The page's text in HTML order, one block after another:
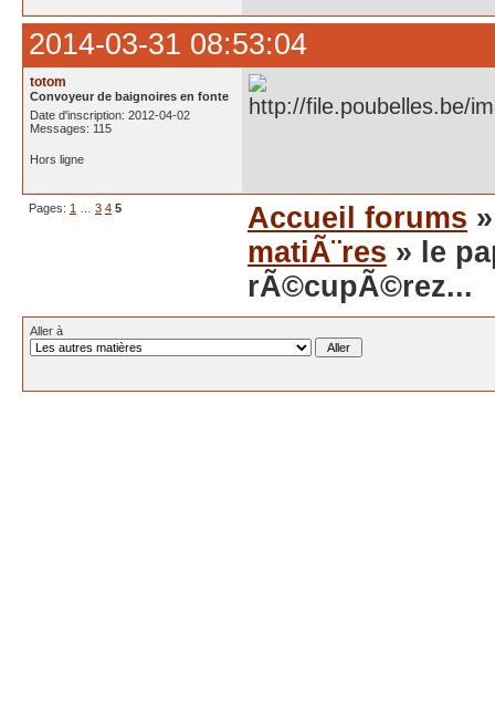
2014-03-31 08:53:04
totom
Convoyeur de baignoires en fonte
Date d'inscription: 2012-04-02
Messages: 115
Hors ligne
Pages: 1 3 4 5 Accueil forums
matiÃ¨res » le
rÃ©cupÃ©rez...
Aller à